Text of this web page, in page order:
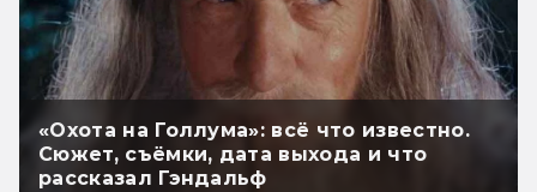
«Охота на Голлума»: всё что известно.
Сюжет, съёмки, дата выхода и что
рассказал Гэндальф